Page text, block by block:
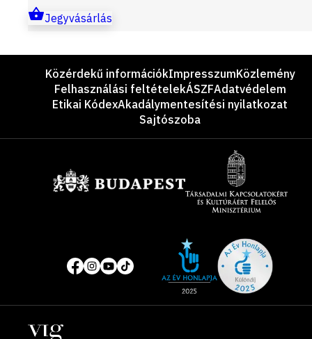
Jegyvásárlás
LáblécKözérdekű információkImpresszumKözlemény
Felhasználási feltételekÁSZFAdatvédelem
Etikai KódexAkadálymentesítési nyilatkozat
Sajtószoba
Közösségi
média
oldalak
of
year
Helyszínek